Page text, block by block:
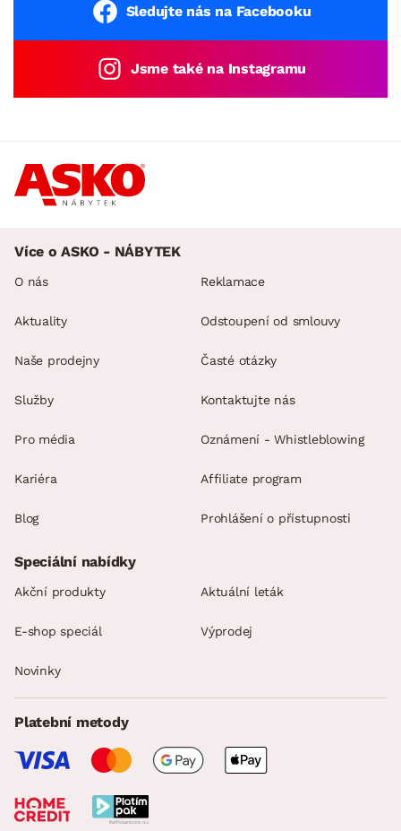
Sledujte nás na Facebooku
Jsme také na Instagramu
Více o ASKO - NÁBYTEK
O nás
Aktuality
Naše prodejny
Služby
Pro média
Kariéra
Blog
Reklamace
Odstoupení od smlouvy
Časté otázky
Kontaktujte nás
Oznámení - Whistleblowing
Affiliate program
Prohlášení o přístupnosti
Speciální nabídky
Akční produkty Aktuální leták
E-shop speciál Výprodej
Novinky
Platební metody